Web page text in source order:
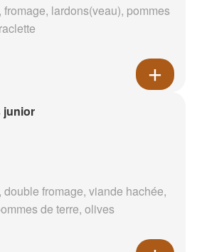
lardons(veau), pommes
junior
fromage, viande hachée,
de terre, olives